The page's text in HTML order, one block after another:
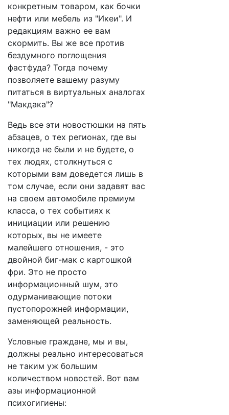
конкретным товаром, как бочки
нефти или мебель из "Икеи". И
редакциям важно ее вам
скормить. Вы же все против
бездумного поглощения
фастфуда? Тогда почему
позволяете вашему разуму
питаться в виртуальных аналогах
"Макдака"?
Ведь все эти новостюшки на пять
абзацев, о тех регионах, где вы
никогда не были и не будете, о
тех людях, столкнуться с
которыми вам доведется лишь в
том случае, если они задавят вас
на своем автомобиле премиум
класса, о тех событиях к
инициации или решению
которых, вы не имеете
малейшего отношения, - это
двойной биг-мак с картошкой
фри. Это не просто
информационный шум, это
одурманивающие потоки
пустопорожней информации,
заменяющей реальность.
Условные граждане, мы и вы,
должны реально интересоваться
не таким уж большим
количеством новостей. Вот вам
азы информационной
психогигиены: